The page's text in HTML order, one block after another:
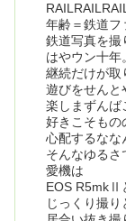
年齢＝鉄道フ
鉄道写真を撮
はやウン十年
継続だけが取
遊びをせんと
楽しまずんば
好きこそもの
心配するなな
そんなゆるさ
愛機は
EOS R5mkⅡ
じっくり撮り